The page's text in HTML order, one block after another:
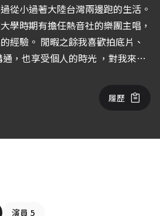
從小過著大陸台灣兩邊跑的生活。
學時期有擔任熱音社的樂團主唱，
喜歡拍底片、
，也享受個人的時光 ，對我來說
antehopee/
履歷
演員 5